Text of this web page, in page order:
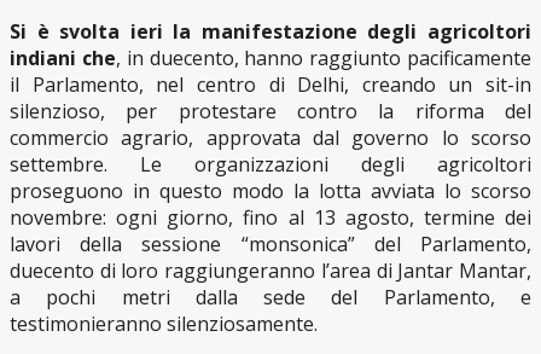
Si è svolta ieri la manifestazione degli agricoltori
indiani che, in duecento, hanno raggiunto pacificamente
il Parlamento, nel centro di Delhi, creando un sit-in
silenzioso, per protestare contro la riforma del
commercio agrario, approvata dal governo lo scorso
settembre. Le organizzazioni degli agricoltori
proseguono in questo modo la lotta avviata lo scorso
novembre: ogni giorno, fino al 13 agosto, termine dei
lavori della sessione “monsonica” del Parlamento,
duecento di loro raggiungeranno l’area di Jantar Mantar,
a pochi metri dalla sede del Parlamento, e
testimonieranno silenziosamente.